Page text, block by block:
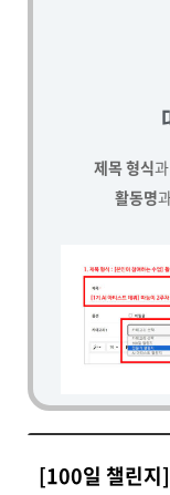
제목 형식과
활동명
[100일 챌린